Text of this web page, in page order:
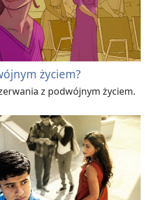
życiem?
z podwójnym życiem.